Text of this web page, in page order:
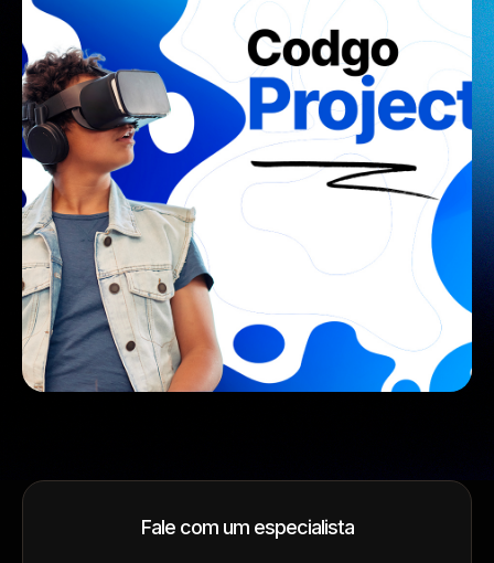
Fale com um especialista